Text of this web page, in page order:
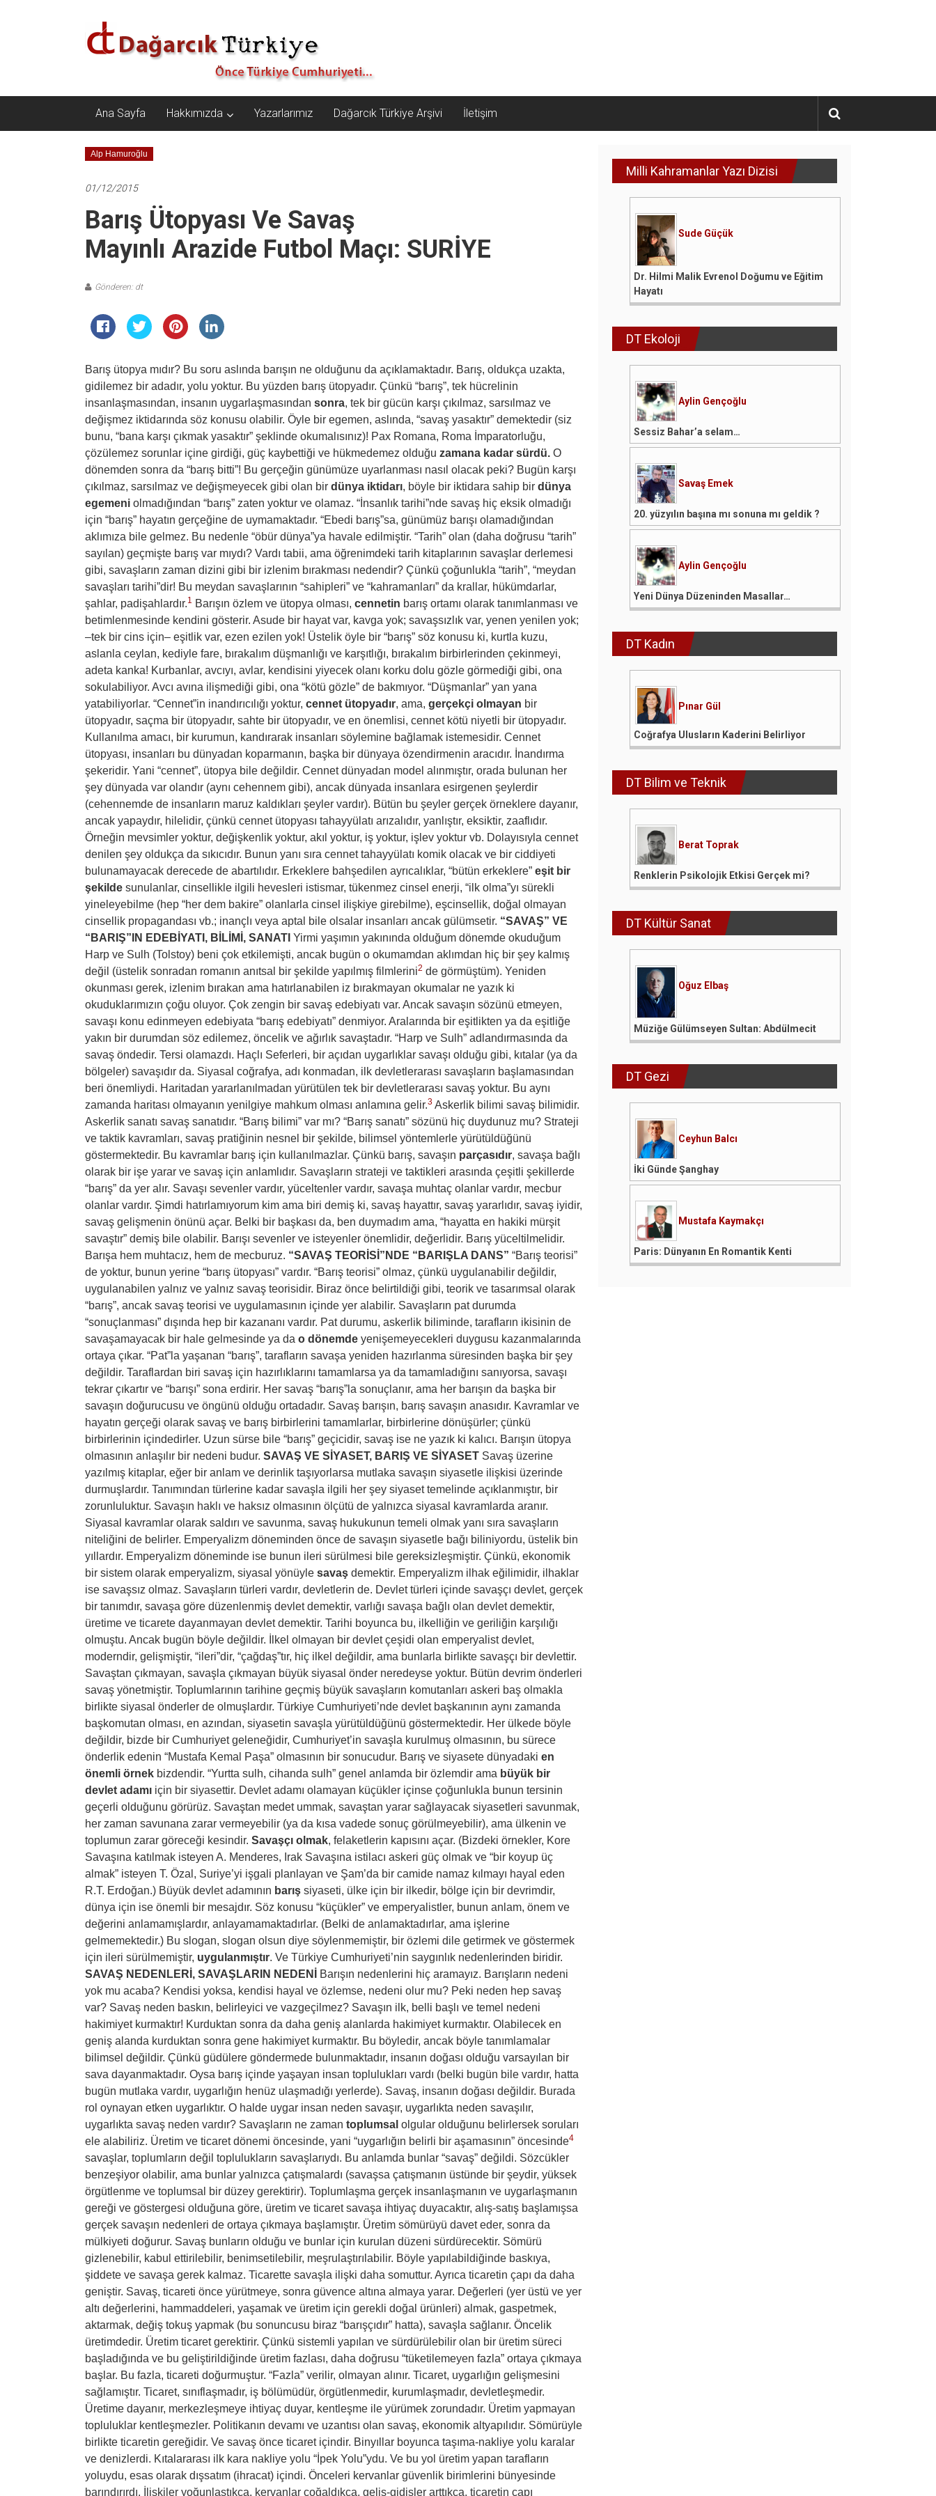
Dağarcık
Türkiye
Türkiye
Cumhuriyeti…
Ana Sayfa Hakkımızda Yazarlarımız Dağarcık Türkiye Arşivi İletişim
Alp Hamuroğlu
01/12/2015
Barış Ütopyası Ve Savaş
Mayınlı Arazide Futbol Maçı: SURİYE
Gönderen: dt
Barış ütopya mıdır? Bu soru aslında barışın ne olduğunu da açıklamaktadır. Barış, oldukça uzakta,
gidilemez bir adadır, yolu yoktur. Bu yüzden barış ütopyadır. Çünkü “barış”, tek hücrelinin
insanlaşmasından, insanın uygarlaşmasından sonra, tek bir gücün karşı çıkılmaz, sarsılmaz ve
değişmez iktidarında söz konusu olabilir. Öyle bir egemen, aslında, “savaş yasaktır” demektedir (siz
bunu, “bana karşı çıkmak yasaktır” şeklinde okumalısınız)! Pax Romana, Roma İmparatorluğu,
çözülemez sorunlar içine girdiği, güç kaybettiği ve hükmedemez olduğu zamana kadar sürdü. O
dönemden sonra da “barış bitti”! Bu gerçeğin günümüze uyarlanması nasıl olacak peki? Bugün karşı
çıkılmaz, sarsılmaz ve değişmeyecek gibi olan bir dünya iktidarı, böyle bir iktidara sahip bir dünya
egemeni olmadığından “barış” zaten yoktur ve olamaz. “İnsanlık tarihi”nde savaş hiç eksik olmadığı
için “barış” hayatın gerçeğine de uymamaktadır. “Ebedi barış”sa, günümüz barışı olamadığından
aklımıza bile gelmez. Bu nedenle “öbür dünya”ya havale edilmiştir. “Tarih” olan (daha doğrusu “tarih”
sayılan) geçmişte barış var mıydı? Vardı tabii, ama öğrenimdeki tarih kitaplarının savaşlar derlemesi
gibi, savaşların zaman dizini gibi bir izlenim bırakması nedendir? Çünkü çoğunlukla “tarih”, “meydan
savaşları tarihi”dir! Bu meydan savaşlarının “sahipleri” ve “kahramanları” da krallar, hükümdarlar,
şahlar, padişahlardır.1 Barışın özlem ve ütopya olması, cennetin barış ortamı olarak tanımlanması ve
betimlenmesinde kendini gösterir. Asude bir hayat var, kavga yok; savaşsızlık var, yenen yenilen yok;
–tek bir cins için– eşitlik var, ezen ezilen yok! Üstelik öyle bir “barış” söz konusu ki, kurtla kuzu,
aslanla ceylan, kediyle fare, bırakalım düşmanlığı ve karşıtlığı, bırakalım birbirlerinden çekinmeyi,
adeta kanka! Kurbanlar, avcıyı, avlar, kendisini yiyecek olanı korku dolu gözle görmediği gibi, ona
sokulabiliyor. Avcı avına ilişmediği gibi, ona “kötü gözle” de bakmıyor. “Düşmanlar” yan yana
yatabiliyorlar. “Cennet”in inandırıcılığı yoktur, cennet ütopyadır, ama, gerçekçi olmayan bir
ütopyadır, saçma bir ütopyadır, sahte bir ütopyadır, ve en önemlisi, cennet kötü niyetli bir ütopyadır.
Kullanılma amacı, bir kurumun, kandırarak insanları söylemine bağlamak istemesidir. Cennet
ütopyası, insanları bu dünyadan koparmanın, başka bir dünyaya özendirmenin aracıdır. İnandırma
şekeridir. Yani “cennet”, ütopya bile değildir. Cennet dünyadan model alınmıştır, orada bulunan her
şey dünyada var olandır (aynı cehennem gibi), ancak dünyada insanlara esirgenen şeylerdir
(cehennemde de insanların maruz kaldıkları şeyler vardır). Bütün bu şeyler gerçek örneklere dayanır,
ancak yapaydır, hilelidir, çünkü cennet ütopyası tahayyülatı arızalıdır, yanlıştır, eksiktir, zaaflıdır.
Örneğin mevsimler yoktur, değişkenlik yoktur, akıl yoktur, iş yoktur, işlev yoktur vb. Dolayısıyla cennet
denilen şey oldukça da sıkıcıdır. Bunun yanı sıra cennet tahayyülatı komik olacak ve bir ciddiyeti
bulunamayacak derecede de abartılıdır. Erkeklere bahşedilen ayrıcalıklar, “bütün erkeklere” eşit bir
şekilde sunulanlar, cinsellikle ilgili hevesleri istismar, tükenmez cinsel enerji, “ilk olma”yı sürekli
yineleyebilme (hep “her dem bakire” olanlarla cinsel ilişkiye girebilme), eşcinsellik, doğal olmayan
cinsellik propagandası vb.; inançlı veya aptal bile olsalar insanları ancak gülümsetir. “SAVAŞ” VE
“BARIŞ”IN EDEBİYATI, BİLİMİ, SANATI Yirmi yaşımın yakınında olduğum dönemde okuduğum
Harp ve Sulh (Tolstoy) beni çok etkilemişti, ancak bugün o okumamdan aklımdan hiç bir şey kalmış
değil (üstelik sonradan romanın anıtsal bir şekilde yapılmış filmlerini2 de görmüştüm). Yeniden
okunması gerek, izlenim bırakan ama hatırlanabilen iz bırakmayan okumalar ne yazık ki
okuduklarımızın çoğu oluyor. Çok zengin bir savaş edebiyatı var. Ancak savaşın sözünü etmeyen,
savaşı konu edinmeyen edebiyata “barış edebiyatı” denmiyor. Aralarında bir eşitlikten ya da eşitliğe
yakın bir durumdan söz edilemez, öncelik ve ağırlık savaştadır. “Harp ve Sulh” adlandırmasında da
savaş öndedir. Tersi olamazdı. Haçlı Seferleri, bir açıdan uygarlıklar savaşı olduğu gibi, kıtalar (ya da
bölgeler) savaşıdır da. Siyasal coğrafya, adı konmadan, ilk devletlerarası savaşların başlamasından
beri önemliydi. Haritadan yararlanılmadan yürütülen tek bir devletlerarası savaş yoktur. Bu aynı
zamanda haritası olmayanın yenilgiye mahkum olması anlamına gelir.3 Askerlik bilimi savaş bilimidir.
Askerlik sanatı savaş sanatıdır. “Barış bilimi” var mı? “Barış sanatı” sözünü hiç duydunuz mu? Strateji
ve taktik kavramları, savaş pratiğinin nesnel bir şekilde, bilimsel yöntemlerle yürütüldüğünü
göstermektedir. Bu kavramlar barış için kullanılmazlar. Çünkü barış, savaşın parçasıdır, savaşa bağlı
olarak bir işe yarar ve savaş için anlamlıdır. Savaşların strateji ve taktikleri arasında çeşitli şekillerde
“barış” da yer alır. Savaşı sevenler vardır, yüceltenler vardır, savaşa muhtaç olanlar vardır, mecbur
olanlar vardır. Şimdi hatırlamıyorum kim ama biri demiş ki, savaş hayattır, savaş yararlıdır, savaş iyidir,
savaş gelişmenin önünü açar. Belki bir başkası da, ben duymadım ama, “hayatta en hakiki mürşit
savaştır” demiş bile olabilir. Barışı sevenler ve isteyenler önemlidir, değerlidir. Barış yüceltilmelidir.
Barışa hem muhtacız, hem de mecburuz. “SAVAŞ TEORİSİ”NDE “BARIŞLA DANS” “Barış teorisi”
de yoktur, bunun yerine “barış ütopyası” vardır. “Barış teorisi” olmaz, çünkü uygulanabilir değildir,
uygulanabilen yalnız ve yalnız savaş teorisidir. Biraz önce belirtildiği gibi, teorik ve tasarımsal olarak
“barış”, ancak savaş teorisi ve uygulamasının içinde yer alabilir. Savaşların pat durumda
“sonuçlanması” dışında hep bir kazananı vardır. Pat durumu, askerlik biliminde, tarafların ikisinin de
savaşamayacak bir hale gelmesinde ya da o dönemde yenişemeyecekleri duygusu kazanmalarında
ortaya çıkar. “Pat”la yaşanan “barış”, tarafların savaşa yeniden hazırlanma süresinden başka bir şey
değildir. Taraflardan biri savaş için hazırlıklarını tamamlarsa ya da tamamladığını sanıyorsa, savaşı
tekrar çıkartır ve “barışı” sona erdirir. Her savaş “barış”la sonuçlanır, ama her barışın da başka bir
savaşın doğurucusu ve öngünü olduğu ortadadır. Savaş barışın, barış savaşın anasıdır. Kavramlar ve
hayatın gerçeği olarak savaş ve barış birbirlerini tamamlarlar, birbirlerine dönüşürler; çünkü
birbirlerinin içindedirler. Uzun sürse bile “barış” geçicidir, savaş ise ne yazık ki kalıcı. Barışın ütopya
olmasının anlaşılır bir nedeni budur. SAVAŞ VE SİYASET, BARIŞ VE SİYASET Savaş üzerine
yazılmış kitaplar, eğer bir anlam ve derinlik taşıyorlarsa mutlaka savaşın siyasetle ilişkisi üzerinde
durmuşlardır. Tanımından türlerine kadar savaşla ilgili her şey siyaset temelinde açıklanmıştır, bir
zorunluluktur. Savaşın haklı ve haksız olmasının ölçütü de yalnızca siyasal kavramlarda aranır.
Siyasal kavramlar olarak saldırı ve savunma, savaş hukukunun temeli olmak yanı sıra savaşların
niteliğini de belirler. Emperyalizm döneminden önce de savaşın siyasetle bağı biliniyordu, üstelik bin
yıllardır. Emperyalizm döneminde ise bunun ileri sürülmesi bile gereksizleşmiştir. Çünkü, ekonomik
bir sistem olarak emperyalizm, siyasal yönüyle savaş demektir. Emperyalizm ilhak eğilimidir, ilhaklar
ise savaşsız olmaz. Savaşların türleri vardır, devletlerin de. Devlet türleri içinde savaşçı devlet, gerçek
bir tanımdır, savaşa göre düzenlenmiş devlet demektir, varlığı savaşa bağlı olan devlet demektir,
üretime ve ticarete dayanmayan devlet demektir. Tarihi boyunca bu, ilkelliğin ve geriliğin karşılığı
olmuştu. Ancak bugün böyle değildir. İlkel olmayan bir devlet çeşidi olan emperyalist devlet,
moderndir, gelişmiştir, “ileri”dir, “çağdaş”tır, hiç ilkel değildir, ama bunlarla birlikte savaşçı bir devlettir.
Savaştan çıkmayan, savaşla çıkmayan büyük siyasal önder neredeyse yoktur. Bütün devrim önderleri
savaş yönetmiştir. Toplumlarının tarihine geçmiş büyük savaşların komutanları askeri baş olmakla
birlikte siyasal önderler de olmuşlardır. Türkiye Cumhuriyeti’nde devlet başkanının aynı zamanda
başkomutan olması, en azından, siyasetin savaşla yürütüldüğünü göstermektedir. Her ülkede böyle
değildir, bizde bir Cumhuriyet geleneğidir, Cumhuriyet’in savaşla kurulmuş olmasının, bu sürece
önderlik edenin “Mustafa Kemal Paşa” olmasının bir sonucudur. Barış ve siyasete dünyadaki en
önemli örnek bizdendir. “Yurtta sulh, cihanda sulh” genel anlamda bir özlemdir ama büyük bir
devlet adamı için bir siyasettir. Devlet adamı olamayan küçükler içinse çoğunlukla bunun tersinin
geçerli olduğunu görürüz. Savaştan medet ummak, savaştan yarar sağlayacak siyasetleri savunmak,
her zaman savunana zarar vermeyebilir (ya da kısa vadede sonuç görülmeyebilir), ama ülkenin ve
toplumun zarar göreceği kesindir. Savaşçı olmak, felaketlerin kapısını açar. (Bizdeki örnekler, Kore
Savaşına katılmak isteyen A. Menderes, Irak Savaşına istilacı askeri güç olmak ve “bir koyup üç
almak” isteyen T. Özal, Suriye’yi işgali planlayan ve Şam’da bir camide namaz kılmayı hayal eden
R.T. Erdoğan.) Büyük devlet adamının barış siyaseti, ülke için bir ilkedir, bölge için bir devrimdir,
dünya için ise önemli bir mesajdır. Söz konusu “küçükler” ve emperyalistler, bunun anlam, önem ve
değerini anlamamışlardır, anlayamamaktadırlar. (Belki de anlamaktadırlar, ama işlerine
gelmemektedir.) Bu slogan, slogan olsun diye söylenmemiştir, bir özlemi dile getirmek ve göstermek
için ileri sürülmemiştir, uygulanmıştır. Ve Türkiye Cumhuriyeti’nin saygınlık nedenlerinden biridir.
SAVAŞ NEDENLERİ, SAVAŞLARIN NEDENİ
Barışın nedenlerini hiç aramayız. Barışların nedeni
yok mu acaba? Kendisi yoksa, kendisi hayal ve özlemse, nedeni olur mu? Peki neden hep savaş
var? Savaş neden baskın, belirleyici ve vazgeçilmez? Savaşın ilk, belli başlı ve temel nedeni
hakimiyet kurmaktır! Kurduktan sonra da daha geniş alanlarda hakimiyet kurmaktır. Olabilecek en
geniş alanda kurduktan sonra gene hakimiyet kurmaktır. Bu böyledir, ancak böyle tanımlamalar
bilimsel değildir. Çünkü güdülere göndermede bulunmaktadır, insanın doğası olduğu varsayılan bir
sava dayanmaktadır. Oysa barış içinde yaşayan insan toplulukları vardı (belki bugün bile vardır, hatta
bugün mutlaka vardır, uygarlığın henüz ulaşmadığı yerlerde). Savaş, insanın doğası değildir. Burada
rol oynayan etken uygarlıktır. O halde uygar insan neden savaşır, uygarlıkta neden savaşılır,
uygarlıkta savaş neden vardır? Savaşların ne zaman toplumsal olgular olduğunu belirlersek soruları
ele alabiliriz. Üretim ve ticaret dönemi öncesinde, yani “uygarlığın belirli bir aşamasının” öncesinde4
savaşlar, toplumların değil toplulukların savaşlarıydı. Bu anlamda bunlar “savaş” değildi. Sözcükler
benzeşiyor olabilir, ama bunlar yalnızca çatışmalardı (savaşsa çatışmanın üstünde bir şeydir, yüksek
örgütlenme ve toplumsal bir düzey gerektirir). Toplumlaşma gerçek insanlaşmanın ve uygarlaşmanın
gereği ve göstergesi olduğuna göre, üretim ve ticaret savaşa ihtiyaç duyacaktır, alış-satış başlamışsa
gerçek savaşın nedenleri de ortaya çıkmaya başlamıştır. Üretim sömürüyü davet eder, sonra da
mülkiyeti doğurur. Savaş bunların olduğu ve bunlar için kurulan düzeni sürdürecektir. Sömürü
gizlenebilir, kabul ettirilebilir, benimsetilebilir, meşrulaştırılabilir. Böyle yapılabildiğinde baskıya,
şiddete ve savaşa gerek kalmaz. Ticarette savaşla ilişki daha somuttur. Ayrıca ticaretin çapı da daha
geniştir. Savaş, ticareti önce yürütmeye, sonra güvence altına almaya yarar. Değerleri (yer üstü ve yer
altı değerlerini, hammaddeleri, yaşamak ve üretim için gerekli doğal ürünleri) almak, gaspetmek,
aktarmak, değiş tokuş yapmak (bu sonuncusu biraz “barışçıdır” hatta), savaşla sağlanır. Öncelik
üretimdedir. Üretim ticaret gerektirir. Çünkü sistemli yapılan ve sürdürülebilir olan bir üretim süreci
başladığında ve bu geliştirildiğinde üretim fazlası, daha doğrusu “tüketilemeyen fazla” ortaya çıkmaya
başlar. Bu fazla, ticareti doğurmuştur. “Fazla” verilir, olmayan alınır. Ticaret, uygarlığın gelişmesini
sağlamıştır. Ticaret, sınıflaşmadır, iş bölümüdür, örgütlenmedir, kurumlaşmadır, devletleşmedir.
Üretime dayanır, merkezleşmeye ihtiyaç duyar, kentleşme ile yürümek zorundadır. Üretim yapmayan
topluluklar kentleşmezler. Politikanın devamı ve uzantısı olan savaş, ekonomik altyapılıdır. Sömürüyle
birlikte ticaretin gereğidir. Ve savaş önce ticaret içindir. Binyıllar boyunca taşıma-nakliye yolu karalar
ve denizlerdi. Kıtalararası ilk kara nakliye yolu “İpek Yolu”ydu. Ve bu yol üretim yapan tarafların
yoluydu, esas olarak dışsatım (ihracat) içindi. Önceleri kervanlar güvenlik birimlerini bünyesinde
barındırırdı. İlişkiler yoğunlaştıkça, kervanlar çoğaldıkça, geliş-gidişler arttıkça, ticaretin çapı
Milli Kahramanlar Yazı Dizisi
Sude Güçük
Dr. Hilmi Malik Evrenol Doğumu ve Eğitim
Hayatı
DT Ekoloji
Aylin Gençoğlu
Sessiz Bahar’a selam…
Savaş Emek
20. yüzyılın başına mı sonuna mı geldik ?
Aylin Gençoğlu
Yeni Dünya Düzeninden Masallar…
DT Kadın
Pınar Gül
Coğrafya Ulusların Kaderini Belirliyor
DT Bilim ve Teknik
Berat Toprak
Renklerin Psikolojik Etkisi Gerçek mi?
DT Kültür Sanat
Oğuz Elbaş
Müziğe Gülümseyen Sultan: Abdülmecit
DT Gezi
Ceyhun Balcı
İki Günde Şanghay
Mustafa Kaymakçı
Paris: Dünyanın En Romantik Kenti